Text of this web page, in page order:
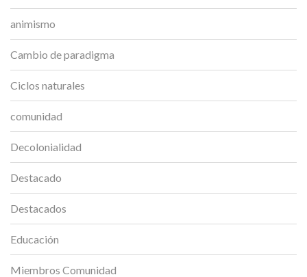
animismo
Cambio de paradigma
Ciclos naturales
comunidad
Decolonialidad
Destacado
Destacados
Educación
Miembros Comunidad